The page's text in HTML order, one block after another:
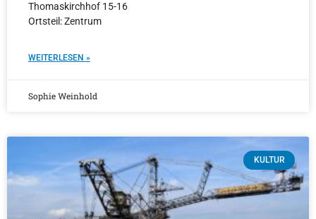
Thomaskirchhof 15-16
Ortsteil: Zentrum
WEITERLESEN »
Sophie Weinhold
KULTUR